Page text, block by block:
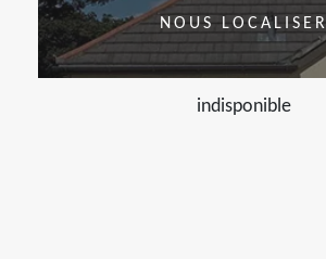
NOUS LOCALISER
indisponible